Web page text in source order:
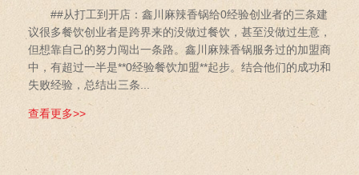
##从打工到开店：鑫川麻辣香锅给0经验创业者的三条建
议很多餐饮创业者是跨界来的没做过餐饮，甚至没做过生意，
但想靠自己的努力闯出一条路。鑫川麻辣香锅服务过的加盟商
中，有超过一半是**0经验餐饮加盟**起步。结合他们的成功和
失败经验，总结出三条...
查看更多>>